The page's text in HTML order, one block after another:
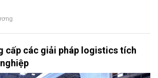
cấp các giải pháp logistics tích